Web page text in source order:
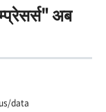
अब
data